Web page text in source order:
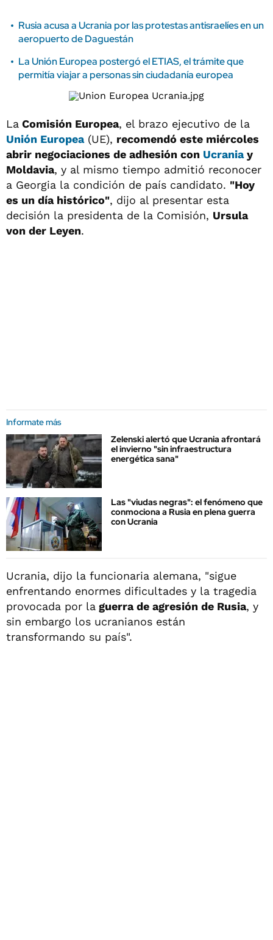
Rusia acusa a Ucrania por las protestas antisraelíes en un
aeropuerto de Daguestán
La Unión Europea postergó el ETIAS, el trámite que
permitía viajar a personas sin ciudadanía europea
La Comisión Europea, el brazo ejecutivo de la
Unión Europea(UE), recomendó este miércoles
abrir negociaciones de adhesión con Ucraniay
Moldavia, y al mismo tiempo admitió reconocer
a Georgia la condición de país candidato. "Hoy
es un día histórico", dijo al presentar esta
decisión la presidenta de la Comisión, Ursula
von der Leyen.
Informate más
Zelenski alertó que Ucrania afrontará
el invierno "sin infraestructura
energética sana"
Las "viudas negras": el fenómeno que
conmociona a Rusia en plena guerra
con Ucrania
Ucrania, dijo la funcionaria alemana, "sigue
enfrentando enormes dificultades y la tragedia
provocada por la guerra de agresión de Rusia, y
sin embargo los ucranianos están
transformando su país".